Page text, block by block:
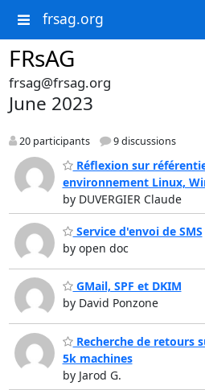
frsag.org
FRsAG
frsag@frsag.org
June 2023
20 participants 9 discussions
Réflexion sur
environnement Linux,
by DUVERGIER Claude
Service d'envoi de SMS
by open doc
GMail, SPF et DKIM
by David Ponzone
Recherche de retours
5k machines
by Jarod G.